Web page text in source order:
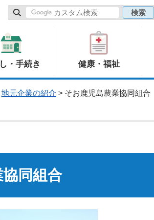
・手続き 健康・福祉
地元企業の紹介 > そお鹿児島農業協同組合
同組合